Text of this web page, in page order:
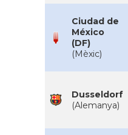
Ciudad de
México
(DF)
(Mèxic)
Dusseldorf
(Alemanya)